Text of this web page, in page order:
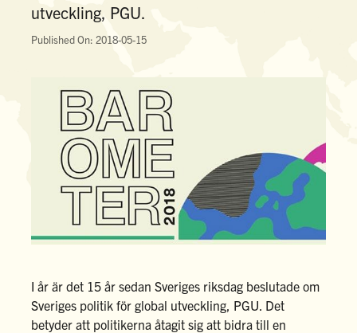
utveckling, PGU.
Published On: 2018-05-15
I år är det 15 år sedan Sveriges riksdag beslutade om
Sveriges politik för global utveckling, PGU. Det
betyder att politikerna åtagit sig att bidra till en